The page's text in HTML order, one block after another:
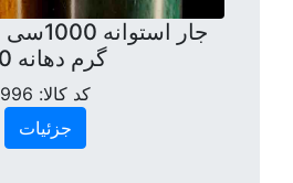
گرم دهانه 90
کد کالا: 996
جزئیات